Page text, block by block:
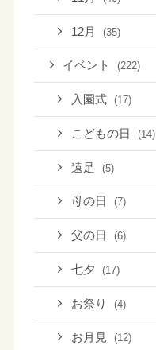
12月 (35)
イベント (222)
入園式 (17)
こどもの日 (14)
遠足 (5)
母の日 (7)
父の日 (6)
七夕 (17)
お祭り (4)
お月見 (12)